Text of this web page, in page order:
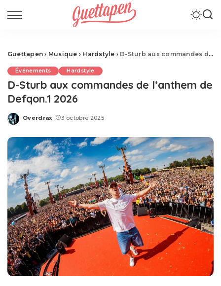
Guettapen › Musique › Hardstyle › D-Sturb aux commandes de l’anthem de Defqon.1 2026
Événements Hardstyle
D-Sturb aux commandes de l’anthem de
Defqon.1 2026
Posted
Overdrax 3 octobre 2025